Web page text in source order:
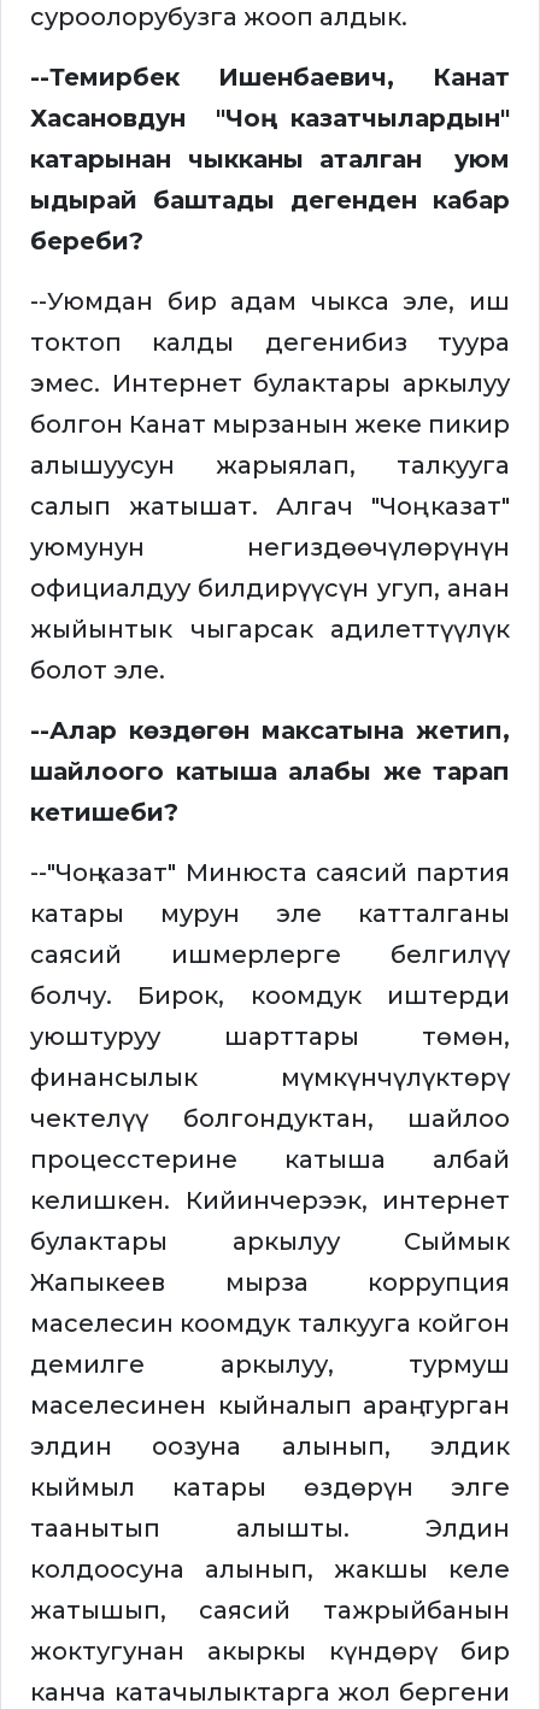
суроолорубузга жооп алдык.
--Темирбек Ишенбаевич, Канат
Хасановдун "Чоң казатчылардын"
катарынан чыкканы аталган уюм
ыдырай баштады дегенден кабар
береби?
--Уюмдан бир адам чыкса эле, иш
токтоп калды дегенибиз туура
эмес. Интернет булактары аркылуу
болгон Канат мырзанын жеке пикир
алышуусун жарыялап, талкууга
салып жатышат. Алгач "Чоң казат"
уюмунун негиздөөчүлөрүнүн
официалдуу билдирүүсүн угуп, анан
жыйынтык чыгарсак адилеттүүлүк
болот эле.
--Алар көздөгөн максатына жетип,
шайлоого катыша алабы же тарап
кетишеби?
--"Чоң казат" Минюста саясий партия
катары мурун эле катталганы
саясий ишмерлерге белгилүү
болчу. Бирок, коомдук иштерди
уюштуруу шарттары төмөн,
финансылык мүмкүнчүлүктөрү
чектелүү болгондуктан, шайлоо
процесстерине катыша албай
келишкен. Кийинчерээк, интернет
булактары аркылуу Сыймык
Жапыкеев мырза коррупция
маселесин коомдук талкууга койгон
демилге аркылуу, турмуш
маселесинен кыйналып араң турган
элдин оозуна алынып, элдик
кыймыл катары өздөрүн элге
таанытып алышты. Элдин
колдоосуна алынып, жакшы келе
жатышып, саясий тажрыйбанын
жоктугунан акыркы күндөрү бир
канча катачылыктарга жол бергени